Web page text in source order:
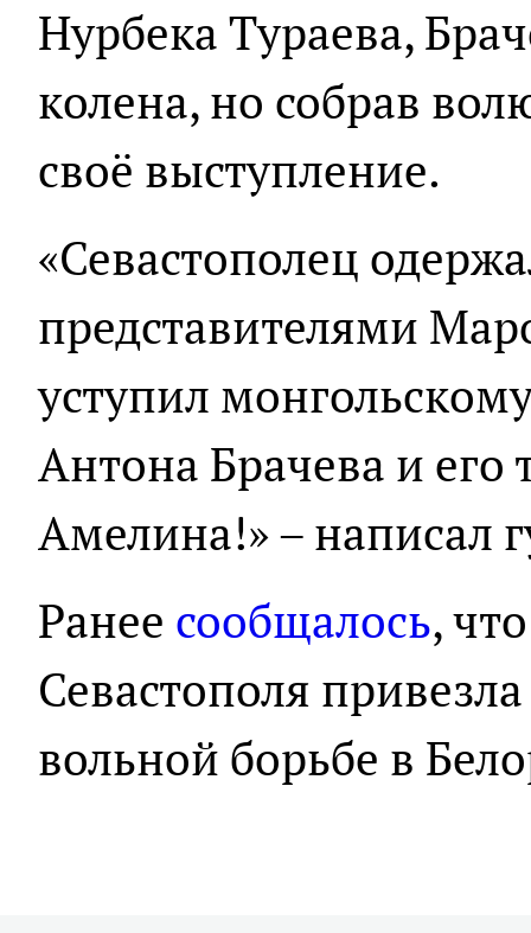
Нурбека Тураева,
колена, но собрав
своё выступление.
«Севастополец
представителями
уступил
Антона Брачева и его
Амелина!» – написал
Ранее сообщалось,
Севастополя
вольной борьбе в